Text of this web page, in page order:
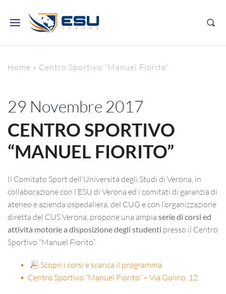
Home » Centro Sportivo “Manuel Fiorito”
29 Novembre 2017
CENTRO SPORTIVO
“MANUEL FIORITO”
Il Comitato Sport dell’Università degli Studi di Verona, in
collaborazione con l’ESU di Verona ed i comitati di garanzia di
ateneo e azienda ospedaliera, del CUG e con l’organizzazione
diretta del CUS Verona, propone una ampia serie di corsi ed
attività motorie a disposizione degli studenti presso il Centro
Sportivo “Manuel Fiorito”.
Scopri i corsi e scarica il programma
Centro Sportivo “Manuel Fiorito” – Via Golino, 12